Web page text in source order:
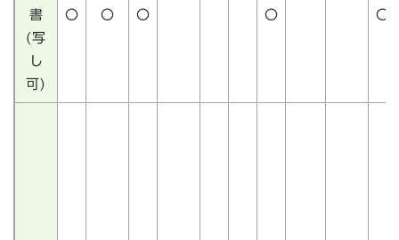
書
(写
し
可)
〇 〇 〇 〇 〇